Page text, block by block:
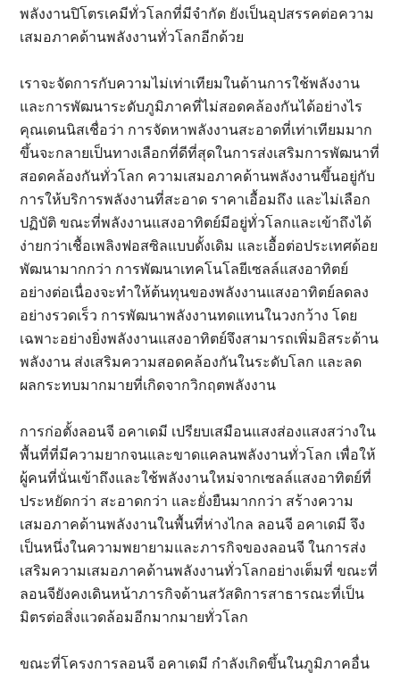
พลังงานปิโตรเคมีทั่วโลกที่มีจำกัด ยังเป็นอุปสรรคต่อความ
เสมอภาคด้านพลังงานทั่วโลกอีกด้วย
เราจะจัดการกับความไม่เท่าเทียมในด้านการใช้พลังงาน
และการพัฒนาระดับภูมิภาคที่ไม่สอดคล้องกันได้อย่างไร
คุณเดนนิสเชื่อว่า การจัดหาพลังงานสะอาดที่เท่าเทียมมาก
ขึ้นจะกลายเป็นทางเลือกที่ดีที่สุดในการส่งเสริมการพัฒนาที่
สอดคล้องกันทั่วโลก ความเสมอภาคด้านพลังงานขึ้นอยู่กับ
การให้บริการพลังงานที่สะอาด ราคาเอื้อมถึง และไม่เลือก
ปฏิบัติ ขณะที่พลังงานแสงอาทิตย์มีอยู่ทั่วโลกและเข้าถึงได้
ง่ายกว่าเชื้อเพลิงฟอสซิลแบบดั้งเดิม และเอื้อต่อประเทศด้อย
พัฒนามากกว่า การพัฒนาเทคโนโลยีเซลล์แสงอาทิตย์
อย่างต่อเนื่องจะทำให้ต้นทุนของพลังงานแสงอาทิตย์ลดลง
อย่างรวดเร็ว การพัฒนาพลังงานทดแทนในวงกว้าง โดย
เฉพาะอย่างยิ่งพลังงานแสงอาทิตย์จึงสามารถเพิ่มอิสระด้าน
พลังงาน ส่งเสริมความสอดคล้องกันในระดับโลก และลด
ผลกระทบมากมายที่เกิดจากวิกฤตพลังงาน
การก่อตั้งลอนจี อคาเดมี เปรียบเสมือนแสงส่องแสงสว่างใน
พื้นที่ที่มีความยากจนและขาดแคลนพลังงานทั่วโลก เพื่อให้
ผู้คนที่นั่นเข้าถึงและใช้พลังงานใหม่จากเซลล์แสงอาทิตย์ที่
ประหยัดกว่า สะอาดกว่า และยั่งยืนมากกว่า สร้างความ
เสมอภาคด้านพลังงานในพื้นที่ห่างไกล ลอนจี อคาเดมี จึง
เป็นหนึ่งในความพยายามและภารกิจของลอนจี ในการส่ง
เสริมความเสมอภาคด้านพลังงานทั่วโลกอย่างเต็มที่ ขณะที่
ลอนจียังคงเดินหน้าภารกิจด้านสวัสดิการสาธารณะที่เป็น
มิตรต่อสิ่งแวดล้อมอีกมากมายทั่วโลก
ขณะที่โครงการลอนจี อคาเดมี กำลังเกิดขึ้นในภูมิภาคอื่น